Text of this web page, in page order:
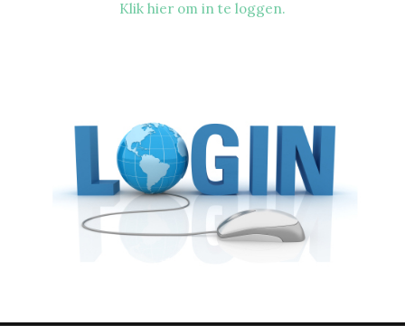
Klik hier om in te loggen.